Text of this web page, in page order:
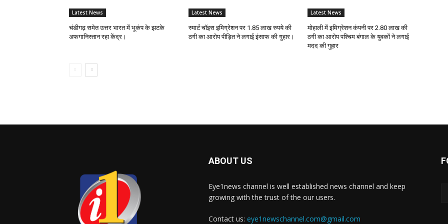
Latest News
चंडीगढ़ समेत उत्तर भारत में भूकंप के झटके
अफगानिस्तान रहा केंद्र।
Latest News
स्मार्ट चॉइस इमिग्रेशन पर 1.85 लाख रुपये की
ठगी का आरोप पीड़ित ने लगाई इंसाफ की गुहार।
Latest News
मोहाली में इमिग्रेशन कंपनी पर 2.80 लाख की
ठगी का आरोप पश्चिम बंगाल के युवकों ने लगाई
मदद की गुहार
ABOUT US
Eye1news channel is well established news channel and keep
growing with the trust of the our users.
Contact us: eye1newschannel.com@gmail.com